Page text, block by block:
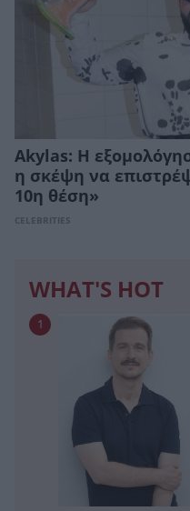
Akylas: Η
η σκέψη να
10η θέση»
CELEBRITIES
WHAT'S HOT
1